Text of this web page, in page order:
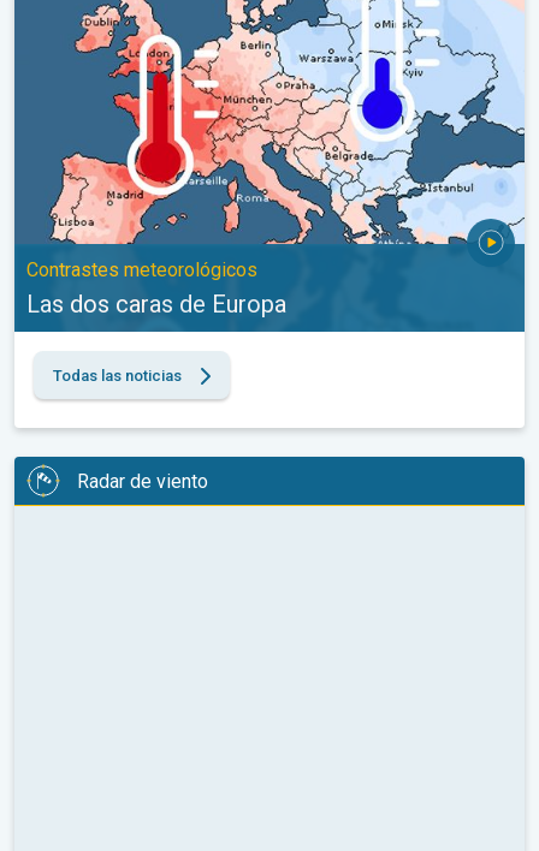
Contrastes meteorológicos
Las dos caras de Europa
Todas las noticias
Radar de viento